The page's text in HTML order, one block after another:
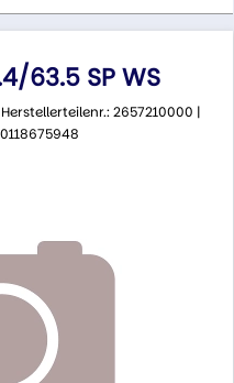
63.5 SP WS
2657210000 |